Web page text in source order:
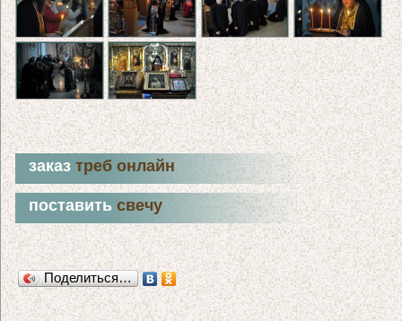
заказтреб онлайн
поставитьсвечу
Поделиться…